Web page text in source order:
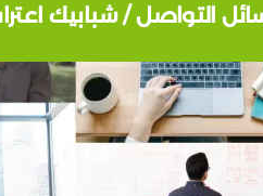
التواصل / شبابيك